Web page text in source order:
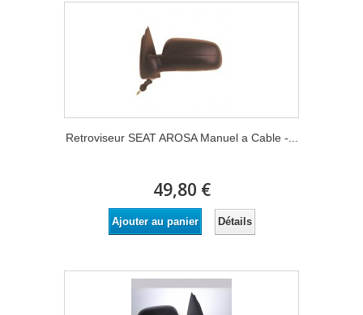
Retroviseur SEAT AROSA Manuel a Cable -...
49,80 €
Ajouter au panier Détails